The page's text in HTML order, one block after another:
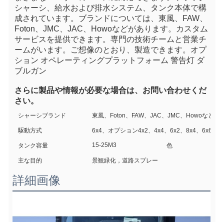
シャーシ、給水および排水システム、タンク本体で構
成されています。ブランドについては、東風、FAW、
Foton、JMC、JAC、Howoなどがあります。カスタム
サービスを提供できます。専門の技術チームと営業チ
ームがいます。ご想像のとおり、製造できます。オプ
ション オペレーティングプラットフォーム 警告灯 ダ
ブルガン
さらに製品や情報が必要な場合は、お問い合わせくだ
さい。
シャーシブランド 東風、Foton、FAW、JAC、JMC、Howoなど。
駆動方式 6x4、オプション4x2、4x4、6x2、8x4、6x6オ
タンク容量 15-25M3 色
主な目的 景観緑化，道路スプレー
詳細画像